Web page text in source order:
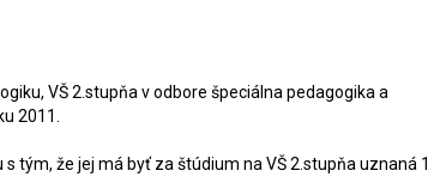
VŠ 2.stupňa v odbore špeciálna pedagogika a
2011.
tým, že jej má byť za štúdium na VŠ 2.stupňa uznaná 1.